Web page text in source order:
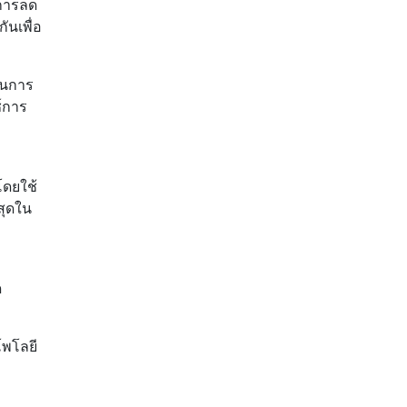
รลด
นเพื่อ
การ
าร
ยใช้
ดใน
โลยี